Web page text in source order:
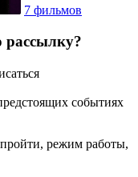
7 фильмов
рассылку?
событиях
режим работы,